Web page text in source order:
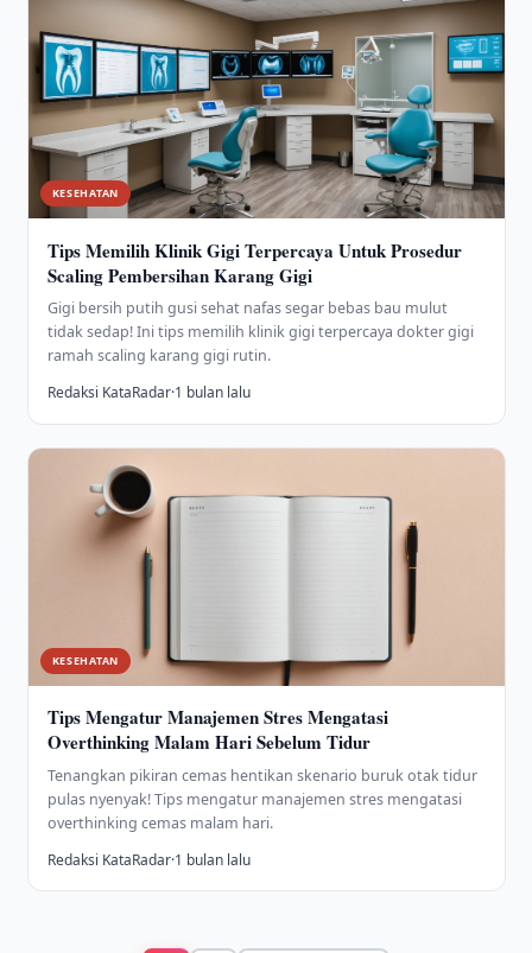
KESEHATAN
Tips Memilih Klinik Gigi Terpercaya Untuk Prosedur
Scaling Pembersihan Karang Gigi
Gigi bersih putih gusi sehat nafas segar bebas bau mulut
tidak sedap! Ini tips memilih klinik gigi terpercaya dokter gigi
ramah scaling karang gigi rutin.
Redaksi KataRadar·1 bulan lalu
KESEHATAN
Tips Mengatur Manajemen Stres Mengatasi
Overthinking Malam Hari Sebelum Tidur
Tenangkan pikiran cemas hentikan skenario buruk otak tidur
pulas nyenyak! Tips mengatur manajemen stres mengatasi
overthinking cemas malam hari.
Redaksi KataRadar·1 bulan lalu